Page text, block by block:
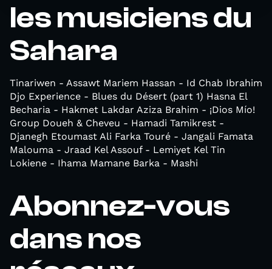
les musiciens du
Sahara
Tinariwen - Assawt Mariem Hassan - Id Chab Ibrahim
Djo Experience - Blues du Désert (part 1) Hasna El
Becharia - Hakmet Lakdar Aziza Brahim - ¡Dios Mío!
Group Doueh & Cheveu - Hamadi Tamikrest -
Djanegh Etoumast Ali Farka Touré - Jangali Famata
Malouma - Jraad Kel Assouf - Lemiyet Kel Tin
Lokiene - Ihama Mamane Barka - Mashi
Abonnez-vous
dans nos